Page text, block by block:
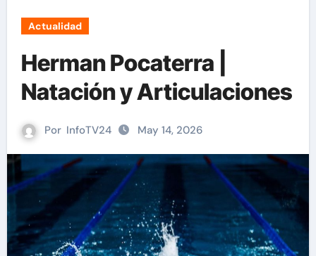
Actualidad
Herman Pocaterra |
Natación y Articulaciones
Por InfoTV24 May 14, 2026